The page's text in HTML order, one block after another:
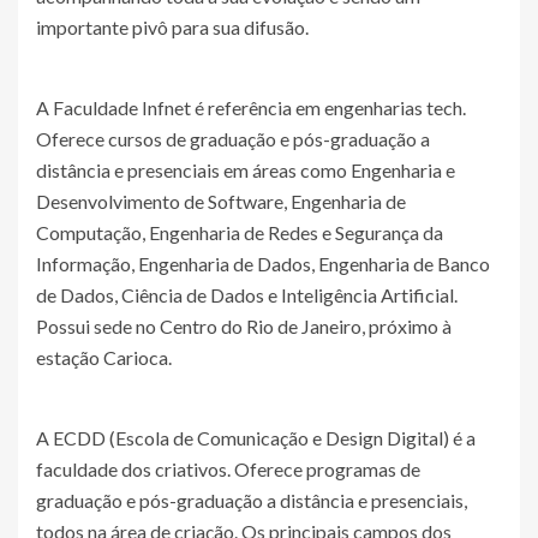
importante pivô para sua difusão.
A Faculdade Infnet é referência em engenharias tech.
Oferece cursos de graduação e pós-graduação a
distância e presenciais em áreas como Engenharia e
Desenvolvimento de Software, Engenharia de
Computação, Engenharia de Redes e Segurança da
Informação, Engenharia de Dados, Engenharia de Banco
de Dados, Ciência de Dados e Inteligência Artificial.
Possui sede no Centro do Rio de Janeiro, próximo à
estação Carioca.
A ECDD (Escola de Comunicação e Design Digital) é a
faculdade dos criativos. Oferece programas de
graduação e pós-graduação a distância e presenciais,
todos na área de criação. Os principais campos dos